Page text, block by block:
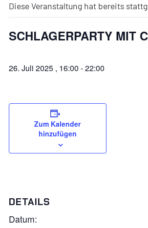
Diese Veranstaltung hat bereits
SCHLAGERPARTY MIT
26. Juli 2025 , 16:00 -22:00
Zum Kalender
hinzufügen
DETAILS
Datum: